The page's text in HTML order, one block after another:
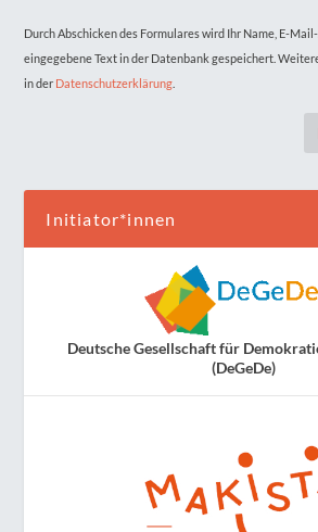
Durch Abschicken des Formulares wird Ihr Name, E-
eingegebene Text in der Datenbank gespeichert.
in der Datenschutzerklärung
Initiator*innen
Deutsche Gesellschaft für
(DeGeDe)